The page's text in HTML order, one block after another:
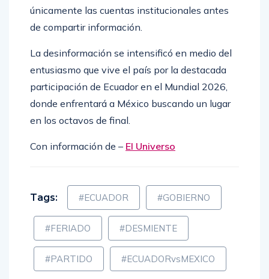
únicamente las cuentas institucionales antes
de compartir información.
La desinformación se intensificó en medio del
entusiasmo que vive el país por la destacada
participación de Ecuador en el Mundial 2026,
donde enfrentará a México buscando un lugar
en los octavos de final.
Con información de – El Universo
Tags: #ECUADOR #GOBIERNO
#FERIADO #DESMIENTE
#PARTIDO #ECUADORvsMEXICO